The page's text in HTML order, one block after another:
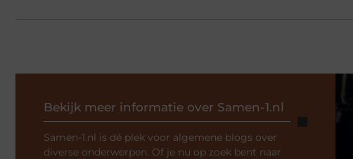
Bekijk meer informatie over Samen-1.nl
Samen-1.nl is dé plek voor algemene blogs over
diverse onderwerpen. Of je nu op zoek bent naar